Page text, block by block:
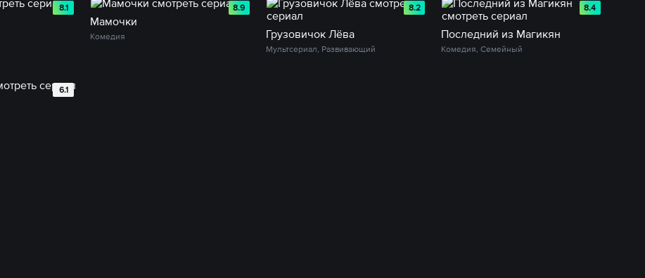
8.1 8.9
Мамочки
Комедия
8.2
Грузовичок Лёва
Мультсериал, Развивающий
8.4
Последний из Магикян
Комедия, Семейный
6.1